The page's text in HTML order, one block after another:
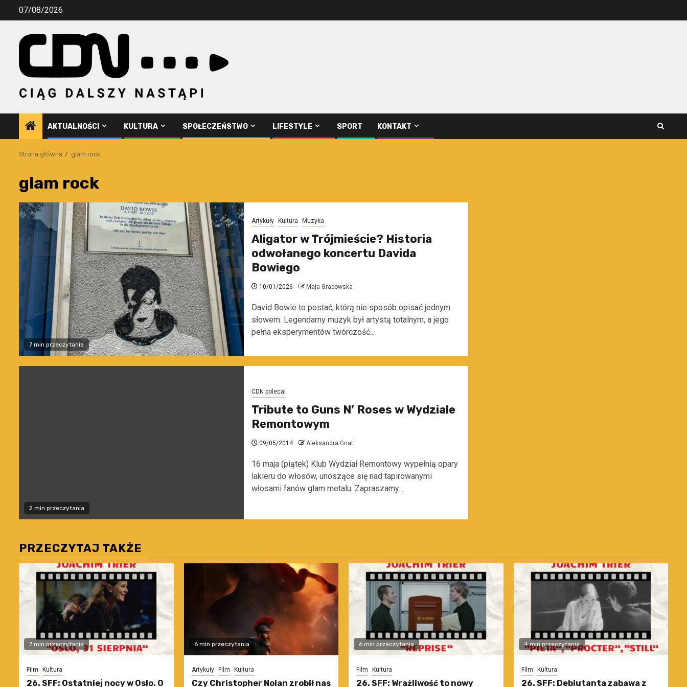
Przejdź07/08/2026
AKTUALNOŚCI KULTURA SPOŁECZEŃSTWO LIFESTYLE SPORT KONTAKT
Strona główna glam rock
glam rock
7 min przeczytania
Artykuły Kultura Muzyka
Aligator w Trójmieście? Historia
odwołanego koncertu Davida
Bowiego
10/01/2026 Maja Grabowska
David Bowie to postać, którą nie sposób opisać jednym
słowem. Legendarny muzyk był artystą totalnym, a jego
pełna eksperymentów twórczość...
2 min przeczytania
CDN poleca!
Tribute to Guns N’ Roses w Wydziale
Remontowym
09/05/2014 Aleksandra Gnat
16 maja (piątek) Klub Wydział Remontowy wypełnią opary
lakieru do włosów, unoszące się nad tapirowanymi
włosami fanów glam metalu. Zapraszamy...
PRZECZYTAJ TAKŻE
7 min przeczytania
Film Kultura
26. SFF: Ostatniej nocy w Oslo. O
6 min przeczytania
Artykuły Film Kultura
Czy Christopher Nolan zrobił nas
6 min przeczytania
Film Kultura
26. SFF: Wrażliwość to nowy
4 min przeczytania
Film Kultura
26. SFF: Debiutanta zabawa z